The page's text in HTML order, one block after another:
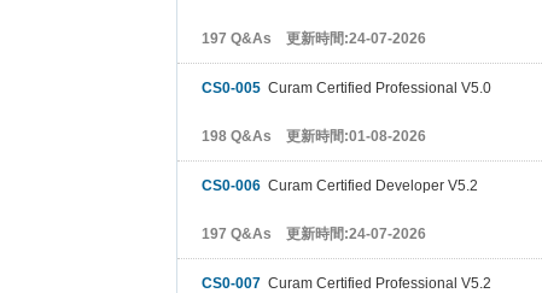
197 Q&As 更新時間:24-07-2026
CS0-005 Curam Certified Professional V5.0
198 Q&As 更新時間:01-08-2026
CS0-006 Curam Certified Developer V5.2
197 Q&As 更新時間:24-07-2026
CS0-007 Curam Certified Professional V5.2